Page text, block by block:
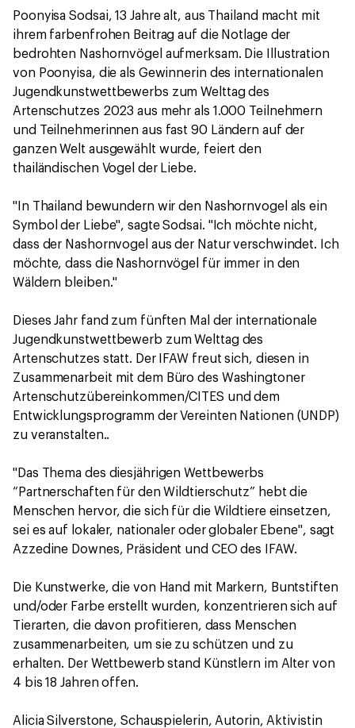
Jugendkunstwettbewerb 2023
bekannt.
Poonyisa Sodsai, 13 Jahre alt, aus Thailand macht mit
ihrem farbenfrohen Beitrag auf die Notlage der
bedrohten Nashornvögel aufmerksam. Die Illustration
von Poonyisa, die als Gewinnerin des internationalen
Jugendkunstwettbewerbs zum Welttag des
Artenschutzes 2023 aus mehr als 1.000 Teilnehmern
und Teilnehmerinnen aus fast 90 Ländern auf der
ganzen Welt ausgewählt wurde, feiert den
thailändischen Vogel der Liebe.
"In Thailand bewundern wir den Nashornvogel als ein
Symbol der Liebe", sagte Sodsai. "Ich möchte nicht,
dass der Nashornvogel aus der Natur verschwindet. Ich
möchte, dass die Nashornvögel für immer in den
Wäldern bleiben."
Dieses Jahr fand zum fünften Mal der internationale
Jugendkunstwettbewerb zum Welttag des
Artenschutzes statt. Der IFAW freut sich, diesen in
Zusammenarbeit mit dem Büro des Washingtoner
Artenschutzübereinkommen/CITES und dem
Entwicklungsprogramm der Vereinten Nationen (UNDP)
zu veranstalten..
"Das Thema des diesjährigen Wettbewerbs
“Partnerschaften für den Wildtierschutz” hebt die
Menschen hervor, die sich für die Wildtiere einsetzen,
sei es auf lokaler, nationaler oder globaler Ebene", sagt
Azzedine Downes, Präsident und CEO des IFAW.
Die Kunstwerke, die von Hand mit Markern, Buntstiften
und/oder Farbe erstellt wurden, konzentrieren sich auf
Tierarten, die davon profitieren, dass Menschen
zusammenarbeiten, um sie zu schützen und zu
erhalten. Der Wettbewerb stand Künstlern im Alter von
4 bis 18 Jahren offen.
Alicia Silverstone, Schauspielerin, Autorin, Aktivistin